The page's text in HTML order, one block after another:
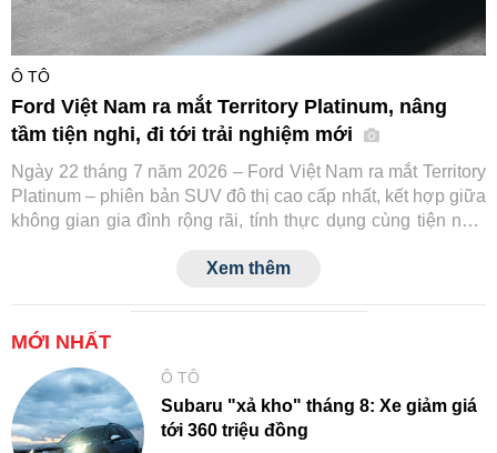
Ô TÔ
Ford Việt Nam ra mắt Territory Platinum, nâng
tầm tiện nghi, đi tới trải nghiệm mới
Ngày 22 tháng 7 năm 2026 – Ford Việt Nam ra mắt Territory
Platinum – phiên bản SUV đô thị cao cấp nhất, kết hợp giữa
không gian gia đình rộng rãi, tính thực dụng cùng tiện nghi
Xem thêm
MỚI NHẤT
Ô TÔ
Subaru "xả kho" tháng 8: Xe giảm giá
tới 360 triệu đồng